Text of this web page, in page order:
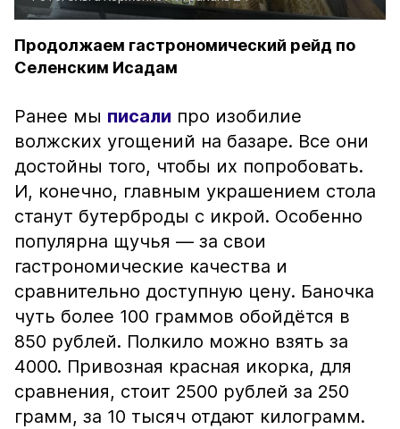
Продолжаем гастрономический рейд по
Селенским Исадам
Ранее мы писали про изобилие
волжских угощений на базаре. Все они
достойны того, чтобы их попробовать.
И, конечно, главным украшением стола
станут бутерброды с икрой. Особенно
популярна щучья — за свои
гастрономические качества и
сравнительно доступную цену. Баночка
чуть более 100 граммов обойдётся в
850 рублей. Полкило можно взять за
4000. Привозная красная икорка, для
сравнения, стоит 2500 рублей за 250
грамм, за 10 тысяч отдают килограмм.